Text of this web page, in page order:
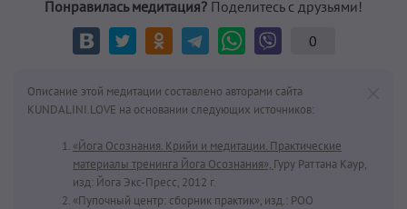
Понравилась медитация? Поделитесь с друзьями!
0
Описание этой медитации составлено авторами сайта
KUNDALINI.LOVE на основании следующих источников:
«Йога Осознания. Крийи и медитации. Практические
материалы тренинга Йога Осознания», Гуру Раттана Каур,
изд: Йога Экс-Пресс, 2012 г.
«Пупочный центр: сборник практик», изд.: РОО